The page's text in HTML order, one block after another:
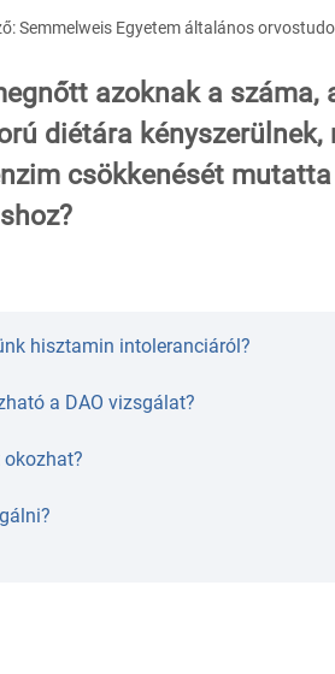
Semmelweis Egyetem általános
azoknak a száma,
diétára kényszerülnek,
csökkenését
hisztamin intoleranciáról?
a DAO vizsgálat?